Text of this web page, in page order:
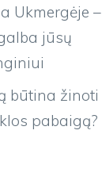
Ukmergėje –
jūsų
būtina žinoti
pabaigą?